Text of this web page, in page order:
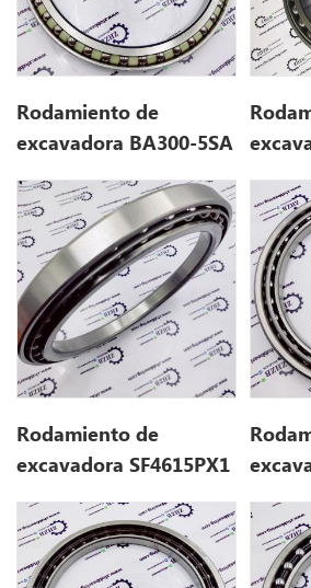
Rodamiento de
excavadora BA300-5SA
Rodamiento de
excavadora SF4615PX1